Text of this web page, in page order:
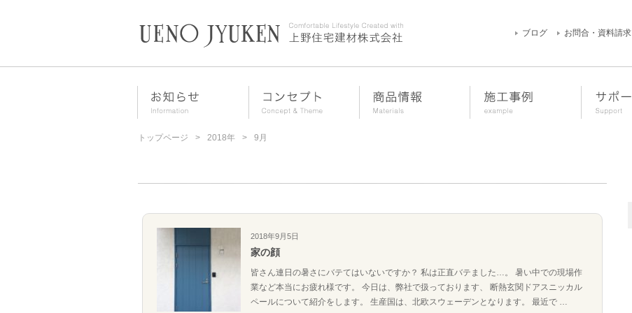
ブログ お問合・資料請求
トップページ 2018年 9月
2018年9月5日
家の顔
皆さん連日の暑さにバテてはいないですか？ 私は正直バテました…。 暑い中での現場作
業など本当にお疲れ様です。 今日は、弊社で扱っております、 断熱玄関ドアスニッカル
ペールについて紹介をします。 生産国は、北欧スウェーデンとなります。 最近で …